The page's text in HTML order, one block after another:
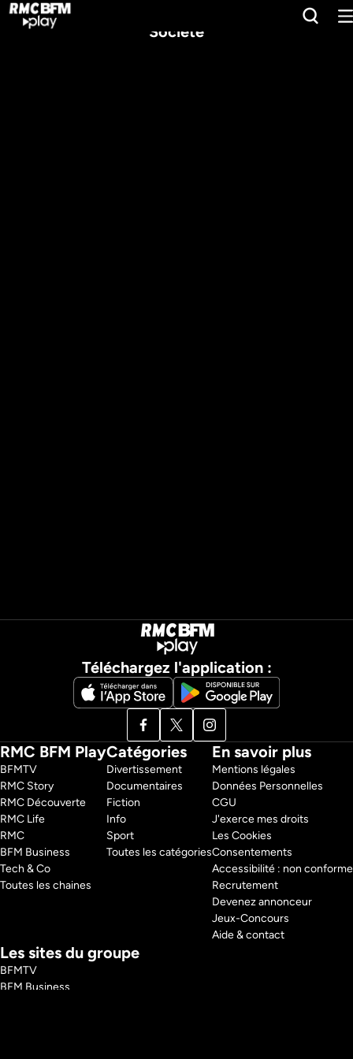
Société
Téléchargez l'application :
RMC BFM Play
BFMTV
RMC Story
RMC Découverte
RMC Life
RMC
BFM Business
Tech & Co
Toutes les chaines
Catégories
Divertissement
Documentaires
Fiction
Info
Sport
Toutes les catégories
En savoir plus
Mentions légales
Données Personnelles
CGU
J'exerce mes droits
Les Cookies
Consentements
Accessibilité : non conforme
Recrutement
Devenez annonceur
Jeux-Concours
Aide & contact
Les sites du groupe
BFMTV
BFM Business